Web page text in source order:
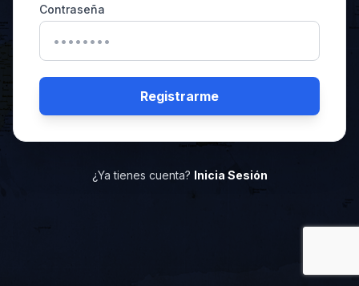
Contraseña
Registrarme
¿Ya tienes cuenta? Inicia Sesión